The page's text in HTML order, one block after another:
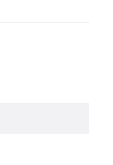
続きを知ろ